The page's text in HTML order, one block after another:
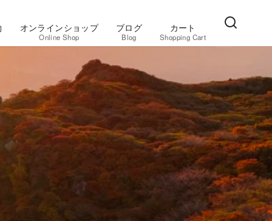
オンラインショップ
Online Shop
ブログ
Blog
カート
Shopping Cart